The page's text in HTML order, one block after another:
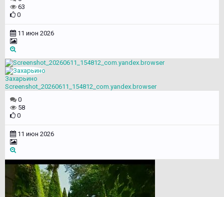
63
0
11 июн 2026
Захарьино
Screenshot_20260611_154812_com.yandex.browser
0
58
0
11 июн 2026